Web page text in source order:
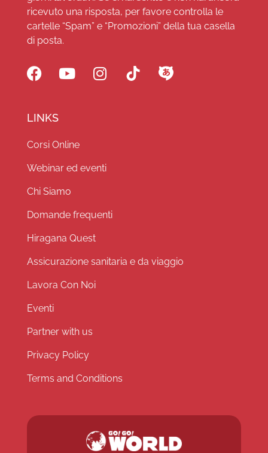
ricevuto una risposta, per favore controlla le
cartelle “Spam” e “Promozioni” della tua casella
di posta.
LINKS
Corsi Online
Webinar ed eventi
Chi Siamo
Domande frequenti
Hiragana Quest
Assicurazione sanitaria e da viaggio
Lavora Con Noi
Eventi
Partner with us
Privacy Policy
Terms and Conditions